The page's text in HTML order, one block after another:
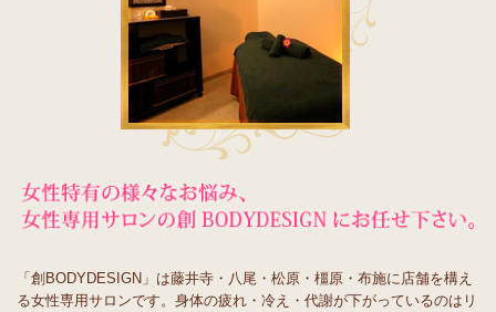
「創BODYDESIGN」は藤井寺・八尾・松原・橿原・布施に店舗を構え
る女性専用サロンです。身体の疲れ・冷え・代謝が下がっているのはリ